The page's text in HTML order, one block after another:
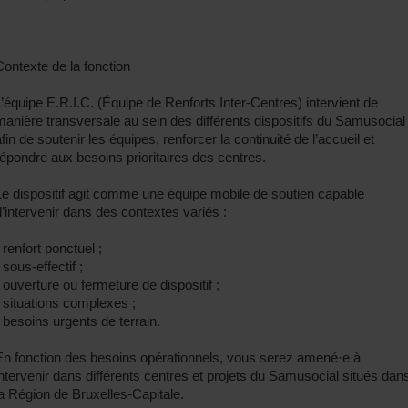
de la fonction
E.R.I.C. (Équipe de Renforts Inter-Centres) intervient de
transversale au sein des différents dispositifs du Samusocial
de soutenir les équipes, renforcer la continuité de l’accueil et
aux besoins prioritaires des centres.
dispositif agit comme une équipe mobile de soutien capable
dans des contextes variés :
renfort ponctuel ;
sous-effectif ;
ouverture ou fermeture de dispositif ;
situations complexes ;
besoins urgents de terrain.
fonction des besoins opérationnels, vous serez amené·e à
dans différents centres et projets du Samusocial situés
Région de Bruxelles-Capitale.